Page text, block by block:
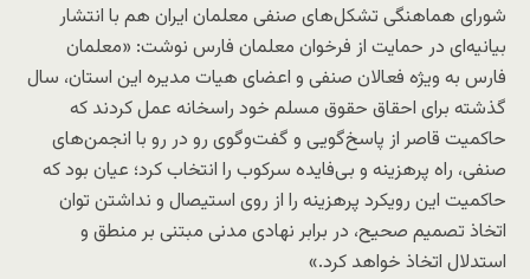
شورای هماهنگی تشکل‌های صنفی معلمان ایران هم با انتشار
بیانیه‌ای در حمایت از فرخوان معلمان فارس نوشت: «معلمان
فارس به ویژه فعالان صنفی و اعضای هیات مدیره این استان، سال
گذشته برای احقاق حقوق مسلم خود راسخانه عمل کردند که
حاکمیت قاصر از پاسخ‌گویی و گفت‌وگوی رو در رو با انجمن‌های
صنفی، راه پرهزینه و بی‌فایده سرکوب را انتخاب کرد؛ عیان بود که
حاکمیت این رویکرد پرهزینه را از روی استیصال و نداشتن توان
اتخاذ تصمیم صحیح، در برابر نهادی مدنی مبتنی بر منطق و
استدلال اتخاذ خواهد کرد.»